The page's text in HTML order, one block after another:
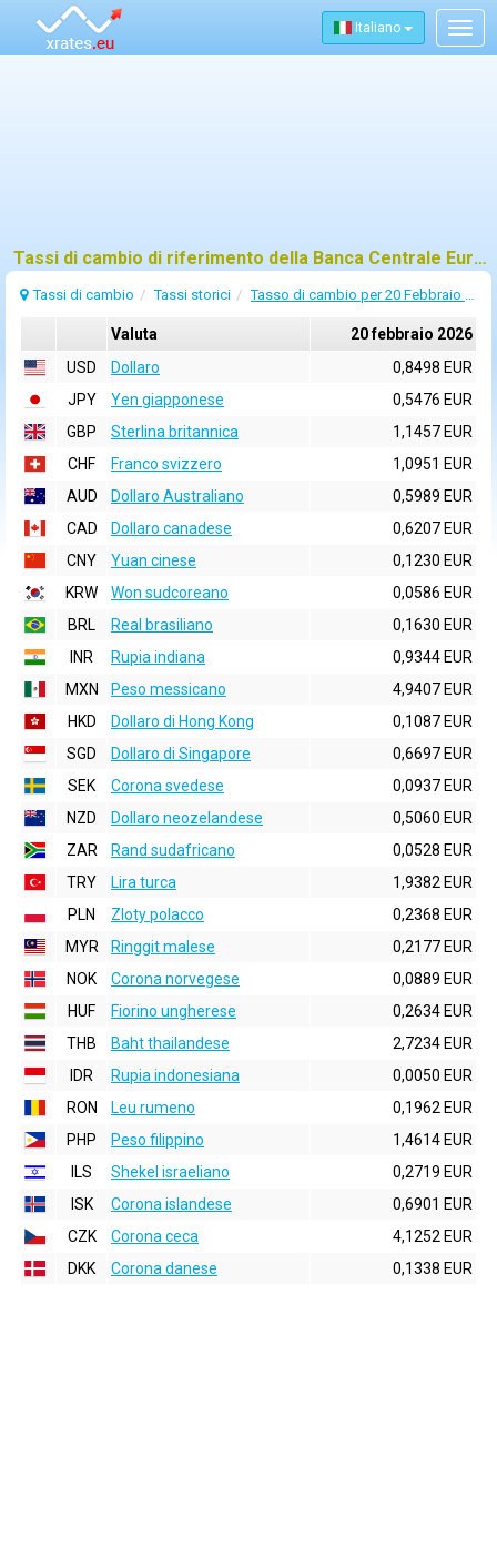
Italiano
Tassi di cambio di riferimento della Banca Centrale Europea (BCE) per 20 febbraio 2026
Tassi di cambio Tassi storici Tasso di cambio per 20 Febbraio 2026
Valuta
20 febbraio 2026
USD
Dollaro
0,8498 EUR
JPY
Yen giapponese
0,5476 EUR
GBP
Sterlina britannica
1,1457 EUR
CHF
Franco svizzero
1,0951 EUR
AUD
Dollaro Australiano
0,5989 EUR
CAD
Dollaro canadese
0,6207 EUR
CNY
Yuan cinese
0,1230 EUR
KRW
Won sudcoreano
0,0586 EUR
BRL
Real brasiliano
0,1630 EUR
INR
Rupia indiana
0,9344 EUR
MXN
Peso messicano
4,9407 EUR
HKD
Dollaro di Hong Kong
0,1087 EUR
SGD
Dollaro di Singapore
0,6697 EUR
SEK
Corona svedese
0,0937 EUR
NZD
Dollaro neozelandese
0,5060 EUR
ZAR
Rand sudafricano
0,0528 EUR
TRY
Lira turca
1,9382 EUR
PLN
Zloty polacco
0,2368 EUR
MYR
Ringgit malese
0,2177 EUR
NOK
Corona norvegese
0,0889 EUR
HUF
Fiorino ungherese
0,2634 EUR
THB
Baht thailandese
2,7234 EUR
IDR
Rupia indonesiana
0,0050 EUR
RON
Leu rumeno
0,1962 EUR
PHP
Peso filippino
1,4614 EUR
ILS
Shekel israeliano
0,2719 EUR
ISK
Corona islandese
0,6901 EUR
CZK
Corona ceca
4,1252 EUR
DKK
Corona danese 0,1338 EUR